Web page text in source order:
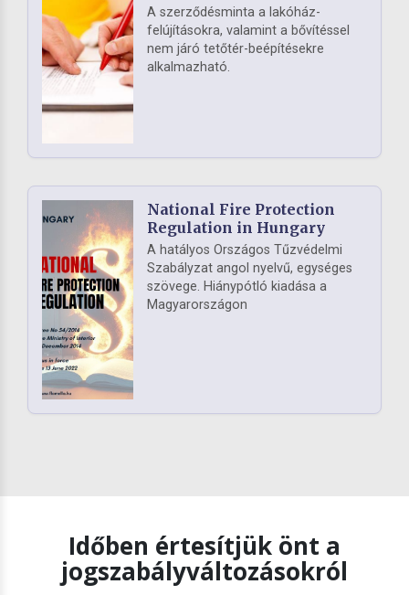
A szerződésminta a lakóház-
felújításokra, valamint a bővítéssel
nem járó tetőtér-beépítésekre
alkalmazható.
National Fire Protection
Regulation in Hungary
A hatályos Országos Tűzvédelmi
Szabályzat angol nyelvű, egységes
szövege. Hiánypótló kiadása a
Magyarországon
Időben értesítjük önt a
jogszabályváltozásokról